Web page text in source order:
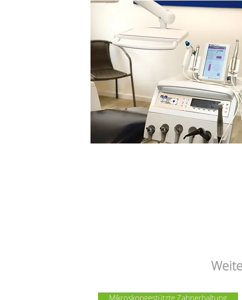
Mikroskopgestützte Zahnerhaltung